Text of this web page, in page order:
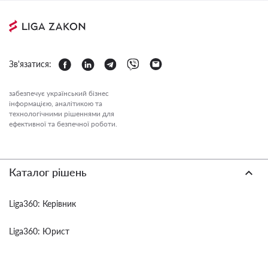
Зв'язатися:
забезпечує український бізнес
інформацією, аналітикою та
технологічними рішеннями для
ефективної та безпечної роботи.
Каталог рішень
Liga360: Керівник
Liga360: Юрист